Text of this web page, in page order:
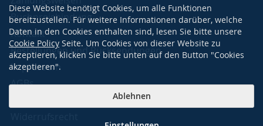
Buchpreisbindung
Kontakt
Bestellungen und Rücksendungen
Impressum
AGBs
Diese Website benötigt Cookies, um alle Funktionen
bereitzustellen. Für weitere Informationen darüber, welche
Daten in den Cookies enthalten sind, lesen Sie bitte unsere
Cookie Policy Seite. Um Cookies von dieser Website zu
akzeptieren, klicken Sie bitte unten auf den Button "Cookies
akzeptieren".
Ablehnen